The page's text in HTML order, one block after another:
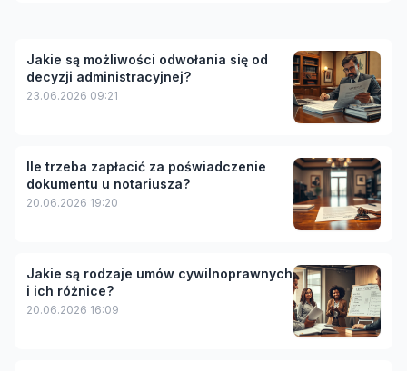
Jakie są możliwości odwołania się od
decyzji administracyjnej?
23.06.2026 09:21
Ile trzeba zapłacić za poświadczenie
dokumentu u notariusza?
20.06.2026 19:20
Jakie są rodzaje umów cywilnoprawnych
i ich różnice?
20.06.2026 16:09